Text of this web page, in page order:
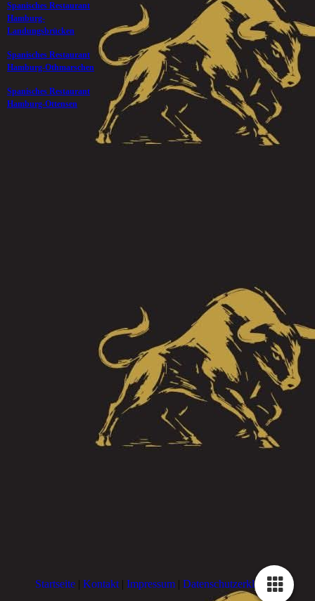
Spanisches Restaurant
Hamburg-
Landungsbrücken
Spanisches Restaurant
Hamburg-Othmarschen
Spanisches Restaurant
Hamburg-Ottensen
Startseite | Kontakt | Impressum | Datenschutzerklärung